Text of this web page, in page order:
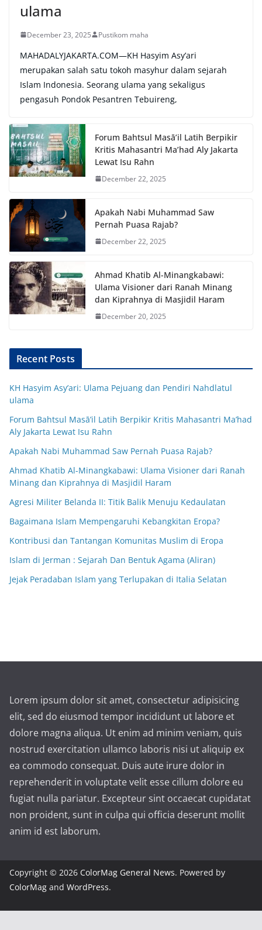
ulama
December 23, 2025 Pustikom maha
MAHADALYJAKARTA.COM—KH Hasyim Asy’ari
merupakan salah satu tokoh masyhur dalam sejarah
Islam Indonesia. Seorang ulama yang sekaligus
pengasuh Pondok Pesantren Tebuireng,
Forum Bahtsul Masā’il Latih Berpikir
Kritis Mahasantri Ma’had Aly Jakarta
Lewat Isu Rahn
December 22, 2025
Apakah Nabi Muhammad Saw
Pernah Puasa Rajab?
December 22, 2025
Ahmad Khatib Al-Minangkabawi:
Ulama Visioner dari Ranah Minang
dan Kiprahnya di Masjidil Haram
December 20, 2025
Recent Posts
KH Hasyim Asy’ari: Ulama Pejuang dan Pendiri Nahdlatul
ulama
Forum Bahtsul Masā’il Latih Berpikir Kritis Mahasantri Ma’had
Aly Jakarta Lewat Isu Rahn
Apakah Nabi Muhammad Saw Pernah Puasa Rajab?
Ahmad Khatib Al-Minangkabawi: Ulama Visioner dari Ranah
Minang dan Kiprahnya di Masjidil Haram
Agresi Militer Belanda II: Titik Balik Menuju Kedaulatan
Bagaimana Islam Mempengaruhi Kebangkitan Eropa?
Kontribusi dan Tantangan Komunitas Muslim di Eropa
Islam di Jerman : Sejarah Dan Bentuk Agama (Aliran)
Jejak Peradaban Islam yang Terlupakan di Italia Selatan
Lorem ipsum dolor sit amet, consectetur adipisicing
elit, sed do eiusmod tempor incididunt ut labore et
dolore magna aliqua. Ut enim ad minim veniam, quis
nostrud exercitation ullamco laboris nisi ut aliquip ex
ea commodo consequat. Duis aute irure dolor in
reprehenderit in voluptate velit esse cillum dolore eu
fugiat nulla pariatur. Excepteur sint occaecat cupidatat
non proident, sunt in culpa qui officia deserunt mollit
anim id est laborum.
Copyright © 2026 ColorMag General News. Powered by
ColorMag and WordPress.